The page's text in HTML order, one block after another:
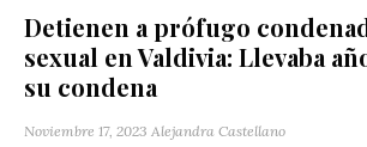
Detienen a prófugo
sexual en Valdivia: Llevaba
su condena
Noviembre 17, 2023 Alejandra Castellano